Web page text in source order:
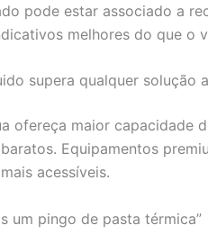
pode estar associado a
melhores do que o
supera qualquer solução
ofereça maior capacidade
Equipamentos
acessíveis.
um pingo de pasta térmica”